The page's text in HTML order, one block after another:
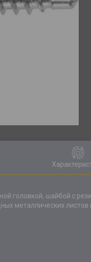
головкой, шайбой c
металлических